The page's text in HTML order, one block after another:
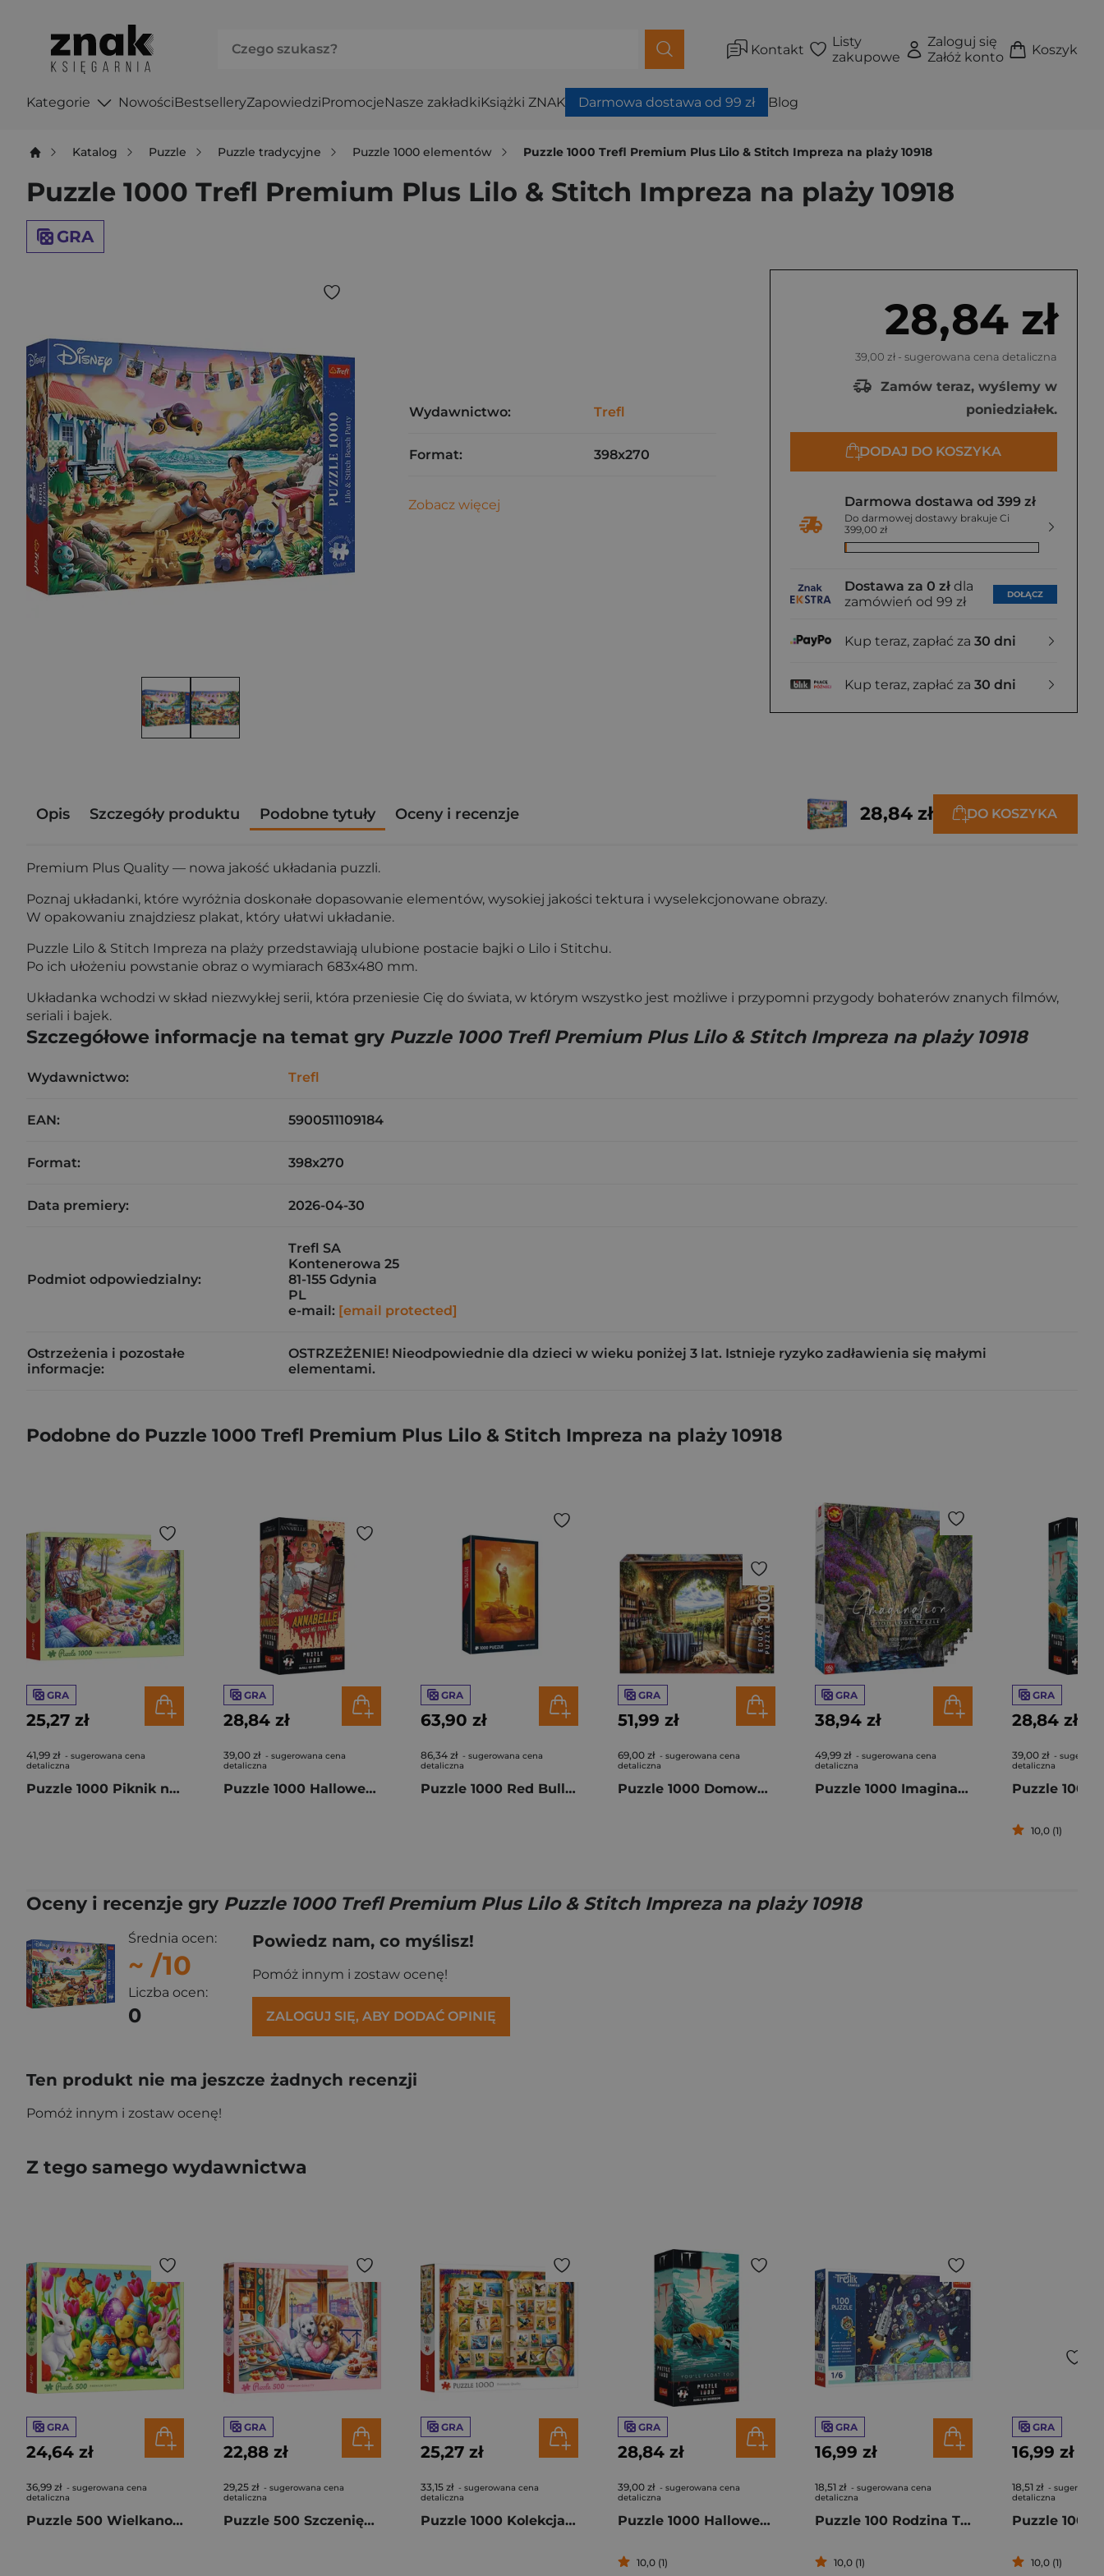
Kontakt
Listy
zakupowe
Zaloguj się
Załóż konto
Koszyk
Kategorie NowościBestselleryZapowiedziPromocjeNasze zakładkiKsiążki ZNAK Darmowa dostawa od 99 zł Blog
Katalog Puzzle Puzzle tradycyjne Puzzle 1000 elementów Puzzle 1000 Trefl Premium Plus Lilo & Stitch Impreza na plaży 10918
Puzzle 1000 Trefl Premium Plus Lilo & Stitch Impreza na plaży 10918
GRA
28,84 zł
39,00 zł - sugerowana cena detaliczna
Zamów teraz, wyślemy w
poniedziałek.
DODAJ DO KOSZYKA
Darmowa dostawa od 399 zł
Do darmowej dostawy brakuje Ci
399,00 zł
Dostawa za 0 zł dla
zamówień od 99 zł
DOŁĄCZ
Kup teraz, zapłać za 30 dni
Kup teraz, zapłać za 30 dni
Wydawnictwo: Trefl
Format: 398x270
Zobacz więcej
Opis Szczegóły produktu Podobne tytuły Oceny i recenzje 28,84 zł DO KOSZYKA
Premium Plus Quality — nowa jakość układania puzzli.
Poznaj układanki, które wyróżnia doskonałe dopasowanie elementów, wysokiej jakości tektura i wyselekcjonowane obrazy.
W opakowaniu znajdziesz plakat, który ułatwi układanie.
Puzzle Lilo & Stitch Impreza na plaży przedstawiają ulubione postacie bajki o Lilo i Stitchu.
Po ich ułożeniu powstanie obraz o wymiarach 683x480 mm.
Układanka wchodzi w skład niezwykłej serii, która przeniesie Cię do świata, w którym wszystko jest możliwe i przypomni przygody bohaterów znanych filmów,
seriali i bajek.
Szczegółowe informacje na temat gry Puzzle 1000 Trefl Premium Plus Lilo & Stitch Impreza na plaży 10918
Wydawnictwo: Trefl
EAN: 5900511109184
Format: 398x270
Data premiery: 2026-04-30
Podmiot odpowiedzialny:
Trefl SA
Kontenerowa 25
81-155 Gdynia
PL
e-mail: [email protected]
Ostrzeżenia i pozostałe
informacje:
OSTRZEŻENIE! Nieodpowiednie dla dzieci w wieku poniżej 3 lat. Istnieje ryzyko zadławienia się małymi
elementami.
Podobne do Puzzle 1000 Trefl Premium Plus Lilo & Stitch Impreza na plaży 10918
GRA
25,27 zł
41,99 zł - sugerowana cena
detaliczna
Puzzle 1000 Piknik na łące 10978
GRA
28,84 zł
39,00 zł - sugerowana cena
detaliczna
Puzzle 1000 Halloween Trefl Premium Plus Annabelle 12112
GRA
63,90 zł
86,34 zł - sugerowana cena
detaliczna
Puzzle 1000 Red Bull Racing Max Verstappen Dutch Grand Prix F1-1005251
GRA
51,99 zł
69,00 zł - sugerowana cena
detaliczna
Puzzle 1000 Domowa spiżarnia 113799
GRA
38,94 zł
49,99 zł - sugerowana cena
detaliczna
Puzzle 1000 Imagination Roch Urbaniak Trolle z Kilmorven
GRA
28,84 zł
39,00 zł -
detaliczna
10,0 (1)
Oceny i recenzje gry Puzzle 1000 Trefl Premium Plus Lilo & Stitch Impreza na plaży 10918
Średnia ocen:
~ /10
Liczba ocen:
0
Powiedz nam, co myślisz!
Pomóż innym i zostaw ocenę!
ZALOGUJ SIĘ, ABY DODAĆ OPINIĘ
Ten produkt nie ma jeszcze żadnych recenzji
Pomóż innym i zostaw ocenę!
Z tego samego wydawnictwa
GRA
24,64 zł
36,99 zł - sugerowana cena
detaliczna
Puzzle 500 Wielkanocna łąka 37559
GRA
22,88 zł
29,25 zł - sugerowana cena
detaliczna
Puzzle 500 Szczenięca miłość 37554
GRA
25,27 zł
33,15 zł - sugerowana cena
detaliczna
Puzzle 1000 Kolekcja znaczków atlas ptaków 10979
GRA
28,84 zł
39,00 zł - sugerowana cena
detaliczna
Puzzle 1000 Halloween Trefl Premium Plus Hall of Horror To 12113
10,0 (1)
GRA
16,99 zł
18,51 zł - sugerowana cena
detaliczna
Puzzle 100 Rodzina Treflików Treflinka w kosmosie 16541
10,0 (1)
GRA
16,99 zł
18,51 zł -
detaliczna
10,0 (1)